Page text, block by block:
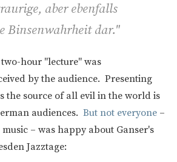
aber ebenfalls
Binsenwahrheit dar."
hour "lecture" was
by the audience. Presenting
the source of all evil in the world is
audiences. But not everyone –
– was happy about Ganser's
Jazztage: